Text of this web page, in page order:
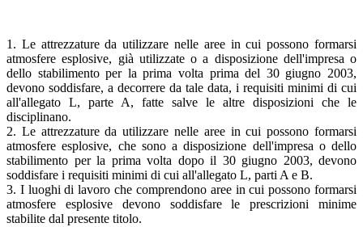
1. Le attrezzature da utilizzare nelle aree in cui possono formarsi
atmosfere esplosive, già utilizzate o a disposizione dell'impresa o
dello stabilimento per la prima volta prima del 30 giugno 2003,
devono soddisfare, a decorrere da tale data, i requisiti minimi di cui
all'allegato L, parte A, fatte salve le altre disposizioni che le
disciplinano.
2. Le attrezzature da utilizzare nelle aree in cui possono formarsi
atmosfere esplosive, che sono a disposizione dell'impresa o dello
stabilimento per la prima volta dopo il 30 giugno 2003, devono
soddisfare i requisiti minimi di cui all'allegato L, parti A e B.
3. I luoghi di lavoro che comprendono aree in cui possono formarsi
atmosfere esplosive devono soddisfare le prescrizioni minime
stabilite dal presente titolo.